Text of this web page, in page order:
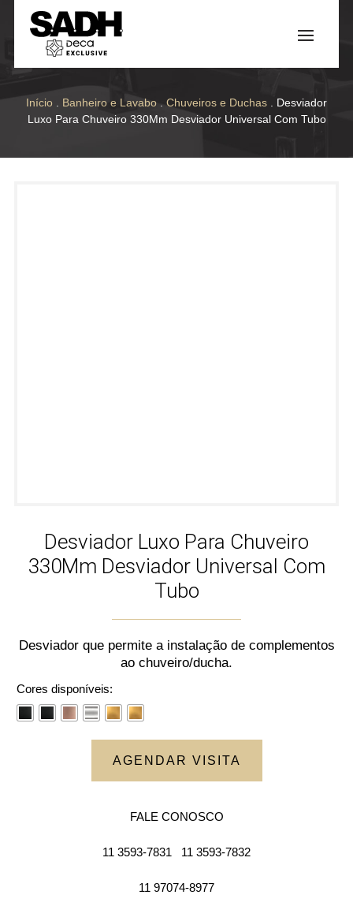
Início Banheiro e Lavabo Chuveiros e Duchas . Desviador
Luxo Para Chuveiro 330Mm Desviador Universal Com Tubo
Desviador Luxo Para Chuveiro
330Mm Desviador Universal Com
Tubo
Desviador que permite a instalação de complementos
ao chuveiro/ducha.
Cores disponíveis:
AGENDAR VISITA
FALE CONOSCO
11 3593-7831 11 3593-7832
11 97074-8977